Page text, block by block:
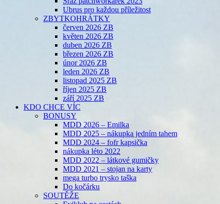
Ubrus pro každou příležitost
ZBYTKOHRÁTKY
červen 2026 ZB
květen 2026 ZB
duben 2026 ZB
březen 2026 ZB
únor 2026 ZB
leden 2026 ZB
listopad 2025 ZB
říjen 2025 ZB
září 2025 ZB
KDO CHCE VÍC
BONUSY
MDD 2026 – Emilka
MDD 2025 – nákupka jedním tahem
MDD 2024 – fofr kapsička
nákupka léto 2022
MDD 2022 – látkové gumičky
MDD 2021 – stojan na karty
mega turbo trysko taška
Do kočárku
SOUTĚŽE